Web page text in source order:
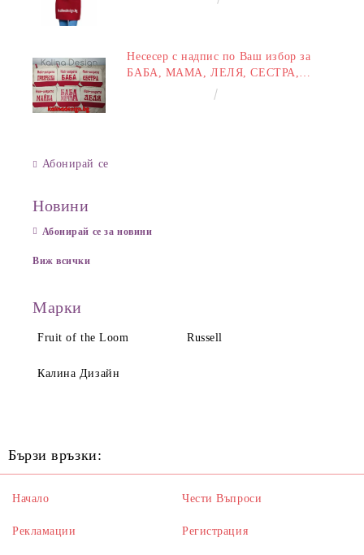
Несесер с надпис по Ваш избор за
БАБА, МАМА, ЛЕЛЯ, СЕСТРА,
Абонирай се
Новини
Абонирай се за новини
Виж всички
Марки
Fruit of the Loom Russell
Калина Дизайн
Бързи връзки:
Начало
Рекламации
Чести Въпроси
Регистрация